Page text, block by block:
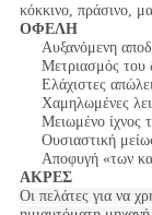
κόκκινο, πράσινο,
ΟΦΕΛΗ
Αυξανόμενη
Μετριασμός του
Ελάχιστες
Χαμηλωμένες
Μειωμένο ίχνος
Ουσιαστική
Αποφυγή «των
ΑΚΡΕΣ
Οι πελάτες για να